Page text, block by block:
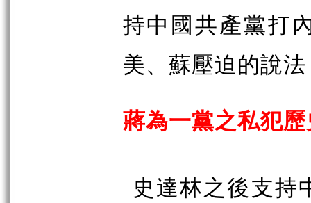
持中國共產黨打
美、蘇壓迫的說
蔣為一黨之私犯
史達林之後支持